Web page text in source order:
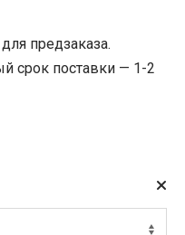
предзаказа.
срок поставки — 1-2